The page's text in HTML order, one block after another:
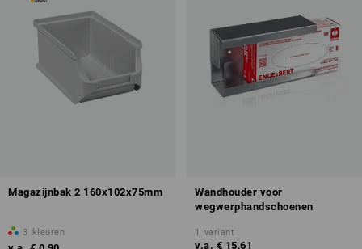
Magazijnbak 2 160x102x75mm
3 kleuren
Wandhouder voor
wegwerphandschoenen
1 variant
v.a. € 15,61